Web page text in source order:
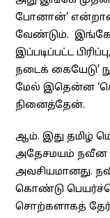
போனான்’
வேண்டும். இங்கே
இப்படிப்பட்ட
நடைக் கையேடு’
மேல் இதென்ன
நினைத்தேன்.
ஆம். இது தமிழ்
அதேசமயம் நவீன
அவசியமானது.
கொண்டு
சொற்களாகத்